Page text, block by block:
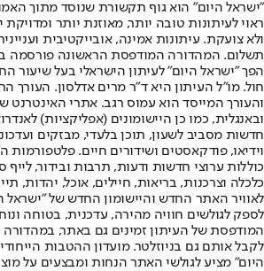
"ישראל היום" הוא גוף תקשורת שנוסד מתוך
ראוי לעיתונות טובה יותר, מאוזנת יותר
ולא צועקת. עיתונות אמינה, אובייקטיבית
הפך "ישראל היום" לעיתון הישראלי בעל שיעור
חול. מו"ל העיתון היא ד"ר מרים אדלסון. העורך
והעורך המייסד הוא עמוס רגב. אתרי האינטרנט
חדשות מסביב לשעון, תוכן בלעדי, מבזקים
וידיאו, פודקאסטים ושידורים חיים. פלטפורמות
כוללות ערוצי חדשות ודעות, תרבות ובידור, לייף
לאוויר האתר החדש והיישומון החדש של
לספק לגולשים חוויה מהירה, עדכנית, בטוחה
המודפסת של העיתון זמינים גם באתר, במהדורה
לקבל אותם גם בניוזלטר. מועדון ההטבות
היום" מציע לגולשי האתר הנחות ומבצעים על